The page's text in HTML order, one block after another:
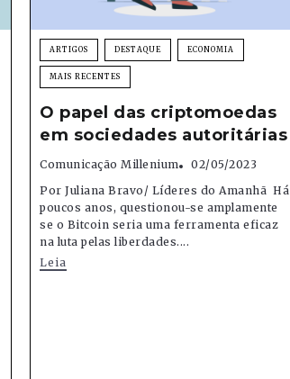
ARTIGOS DESTAQUE ECONOMIA
MAIS RECENTES
O papel das criptomoedas
em sociedades autoritárias
Comunicação Millenium
02/05/2023
Por Juliana Bravo/ Líderes do Amanhã Há
poucos anos, questionou-se amplamente
se o Bitcoin seria uma ferramenta eficaz
na luta pelas liberdades....
Leia